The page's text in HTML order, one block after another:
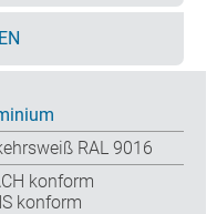
RAL 9016
konform
konform